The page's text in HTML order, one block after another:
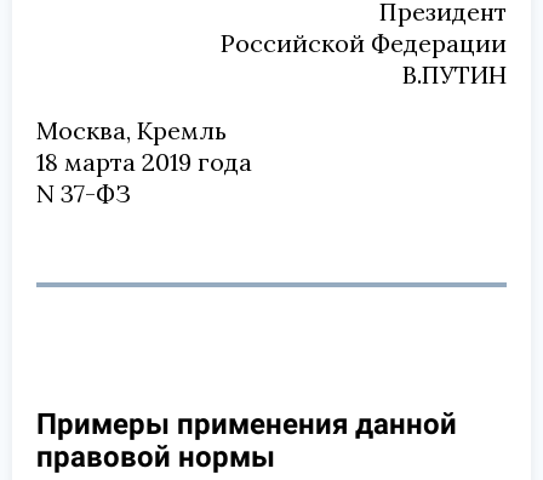
Президент
Российской Федерации
В.ПУТИН
Москва, Кремль
18 марта 2019 года
N 37-ФЗ
Примеры применения данной
правовой нормы